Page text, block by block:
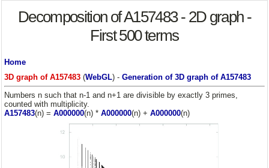
Decomposition of A157483 - 2D graph -
First 500 terms
Home
3D graph of A157483(WebGL) - Generation of 3D graph of A157483
Numbers n such that n-1 and n+1 are divisible by exactly 3 primes,
counted with multiplicity.
A157483(n) = A000000(n) * A000000(n) + A000000(n)